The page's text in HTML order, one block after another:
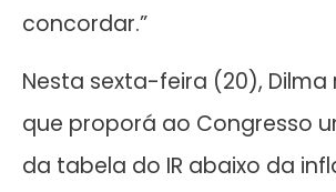
concordar.”
Nesta sexta-feira (20), Dilma
que proporá ao Congresso
da tabela do IR abaixo da